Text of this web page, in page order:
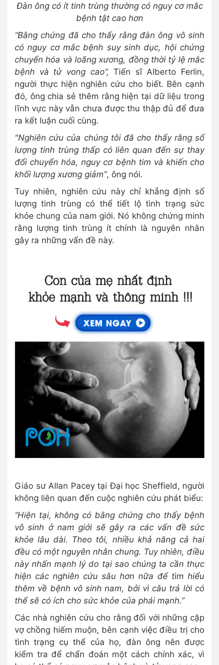
Đàn ông có ít tinh trùng thường có nguy cơ mắc
bệnh tật cao hơn
“Bằng chứng đã cho thấy rằng đàn ông vô sinh
có nguy cơ mắc bệnh suy sinh dục, hội chứng
chuyển hóa và loãng xương, đồng thời tỷ lệ mắc
bệnh và tử vong cao”, Tiến sĩ Alberto Ferlin,
người thực hiện nghiên cứu cho biết. Bên cạnh
đó, ông chia sẻ thêm rằng hiện tại dữ liệu trong
lĩnh vực này vẫn chưa được thu thập đủ để đưa
ra kết luận cuối cùng.
"Nghiên cứu của chúng tôi đã cho thấy rằng số
lượng tinh trùng thấp có liên quan đến sự thay
đổi chuyển hóa, nguy cơ bệnh tim và khiến cho
khối lượng xương giảm”, ông nói.
Tuy nhiên, nghiên cứu này chỉ khẳng định số
lượng tinh trùng có thể tiết lộ tình trạng sức
khỏe chung của nam giới. Nó không chứng minh
rằng lượng tinh trùng ít chính là nguyên nhân
gây ra những vấn đề này.
Giáo sư Allan Pacey tại Đại học Sheffield, người
không liên quan đến cuộc nghiên cứu phát biểu:
“Hiện tại, không có bằng chứng cho thấy bệnh
vô sinh ở nam giới sẽ gây ra các vấn đề sức
khỏe lâu dài. Theo tôi, nhiều khả năng cả hai
đều có một nguyên nhân chung. Tuy nhiên, điều
này nhấn mạnh lý do tại sao chúng ta cần thực
hiện các nghiên cứu sâu hơn nữa để tìm hiểu
thêm về bệnh vô sinh nam, bởi vì câu trả lời có
thể sẽ có ích cho sức khỏe của phái mạnh.”
Các nhà nghiên cứu cho rằng đối với những cặp
vợ chồng hiếm muộn, bên cạnh việc điều trị cho
tình trạng cụ thể của họ, đàn ông nên được
kiểm tra để chẩn đoán một cách chính xác, vì